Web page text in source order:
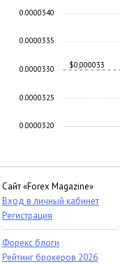
$0,000033
0.0000320
0.0000325
0.0000330
0.0000335
0.0000340
Сайт «Forex Magazine»
Вход в личный кабинет
Регистрация
Форекс блоги
Рейтинг брокеров 2026